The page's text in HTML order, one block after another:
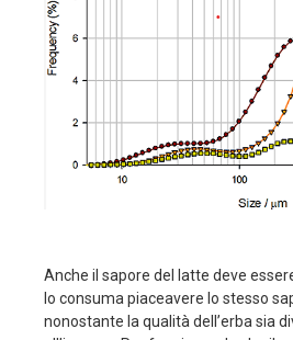
Anche il sapore del latte deve
lo consuma piaceavere lo stesso
nonostante la qualità dell’erba sia